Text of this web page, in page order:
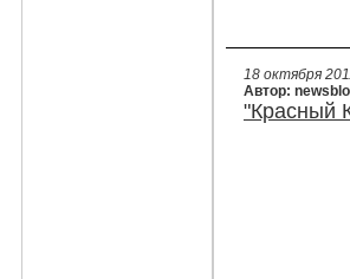
18 октября
Автор:
"Красный